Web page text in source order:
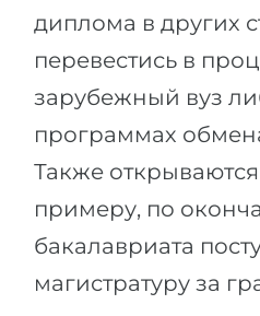
диплома в других
перевестись в
зарубежный вуз
программах
Также
примеру, по
бакалавриата
магистратуру за